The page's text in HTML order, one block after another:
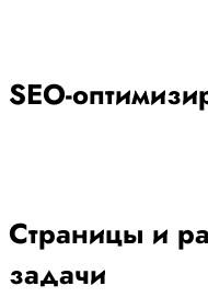
SEO-
Страницы и
задачи